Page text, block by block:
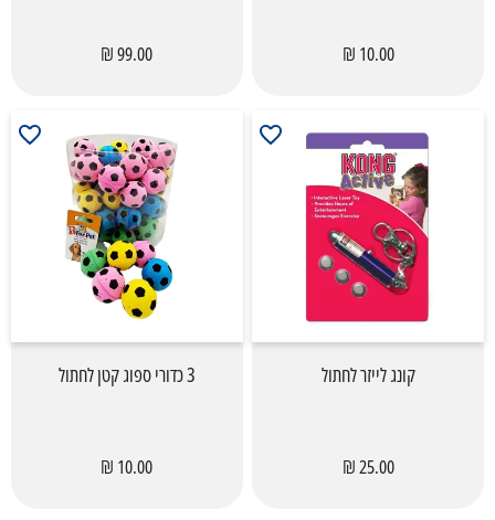
10.00 ₪
99.00 ₪
קונג לייזר לחתול
25.00 ₪
3 כדורי ספוג קטן לחתול
10.00 ₪